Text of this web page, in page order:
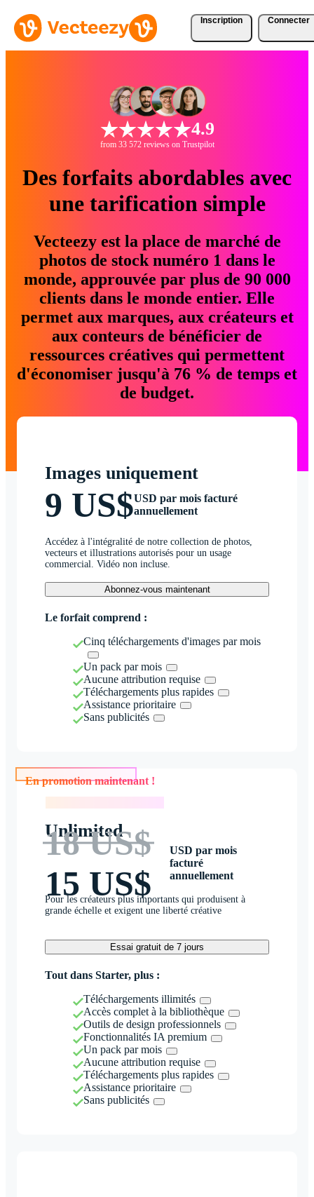
Inscription Connecter
4.9
from 33 572 reviews on Trustpilot
Des forfaits abordables avec
une tarification simple
Vecteezy est la place de marché de
photos de stock numéro 1 dans le
monde, approuvée par plus de 90 000
clients dans le monde entier. Elle
permet aux marques, aux créateurs et
aux conteurs de bénéficier de
ressources créatives qui permettent
d'économiser jusqu'à 76 % de temps et
de budget.
Images uniquement
9 US$USD par mois facturé
annuellement
Accédez à l'intégralité de notre collection de photos,
vecteurs et illustrations autorisés pour un usage
commercial. Vidéo non incluse.
Abonnez-vous maintenant
Le forfait comprend :
Cinq téléchargements d'images par mois
Un pack par mois
Aucune attribution requise
Téléchargements plus rapides
Assistance prioritaire
Sans publicités
En promotion maintenant !
Unlimited
18 US$
15 US$
USD par mois
facturé
annuellement
Pour les créateurs plus importants qui produisent à
grande échelle et exigent une liberté créative
Essai gratuit de 7 jours
Tout dans Starter, plus :
Téléchargements illimités
Accès complet à la bibliothèque
Outils de design professionnels
Fonctionnalités IA premium
Un pack par mois
Aucune attribution requise
Téléchargements plus rapides
Assistance prioritaire
Sans publicités